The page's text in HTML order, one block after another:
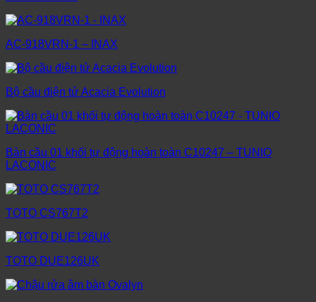
AC-918VRN-1 – INAX
Bộ cầu điện tử Acacia Evolution
Bàn cầu 01 khối tự động hoàn toàn C10247 – TUNIO
LACONIC
TOTO CS767T2
TOTO DUE126UK